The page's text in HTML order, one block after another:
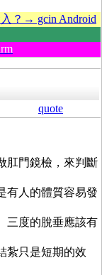
？→ gcin Android
quote
肛門鏡檢，來判斷
有人的體質容易發
三度的脫垂應該有
紮只是短期的效